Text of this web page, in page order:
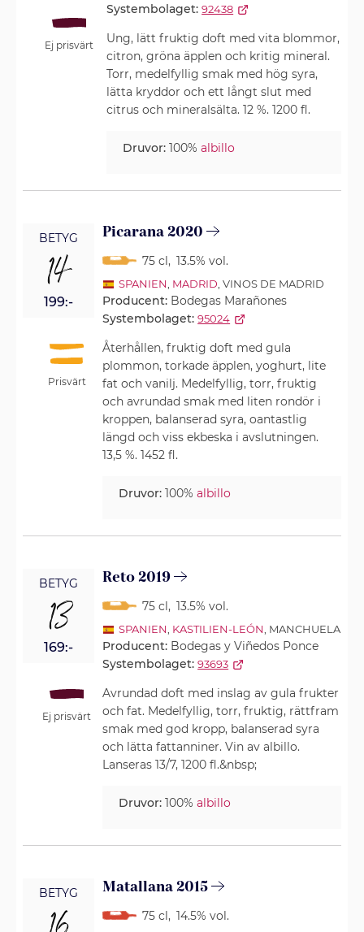
Ej prisvärt
Systembolaget: 92438
Ung, lätt fruktig doft med vita blommor,
citron, gröna äpplen och kritig mineral.
Torr, medelfyllig smak med hög syra,
lätta kryddor och ett långt slut med
citrus och mineralsälta. 12 %. 1200 fl.
Druvor: 100%albillo
BETYG
14
199:-
Prisvärt
Picarana 2020
75 cl, 13.5% vol.
SPANIEN MADRID , VINOS DE MADRID
Producent: Bodegas Marañones
Systembolaget: 95024
Återhållen, fruktig doft med gula
plommon, torkade äpplen, yoghurt, lite
fat och vanilj. Medelfyllig, torr, fruktig
och avrundad smak med liten rondör i
kroppen, balanserad syra, oantastlig
längd och viss ekbeska i avslutningen.
13,5 %. 1452 fl.
Druvor: 100%albillo
BETYG
13
169:-
Ej prisvärt
Reto 2019
75 cl, 13.5% vol.
SPANIEN KASTILIEN-LEÓN , MANCHUELA
Producent: Bodegas y Viñedos Ponce
Systembolaget: 93693
Avrundad doft med inslag av gula frukter
och fat. Medelfyllig, torr, fruktig, rättfram
smak med god kropp, balanserad syra
och lätta fattanniner. Vin av albillo.
Lanseras 13/7, 1200 fl.&nbsp;
Druvor: 100%albillo
BETYG Matallana 2015
75 cl, 14.5% vol.